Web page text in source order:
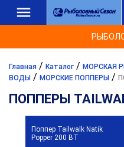
Главная / Каталог / МОРСКАЯ
ВОДЫ / МОРСКИЕ ПОППЕРЫ /
ПОППЕРЫ
Поппер Tailwalk Natik
Popper 200 BT